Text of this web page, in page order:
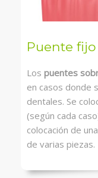
Puente
Los puentes
en casos donde
dentales. Se
(según cada
colocación de
de varias piezas.